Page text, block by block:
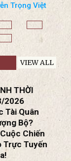
Trọng Việt
VIEW ALL
THỜI
2026
Tài Quân
Bộ?
Chiến
Trực Tuyến